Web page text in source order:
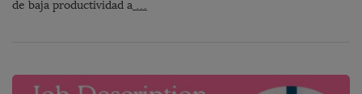
de baja productividad a …